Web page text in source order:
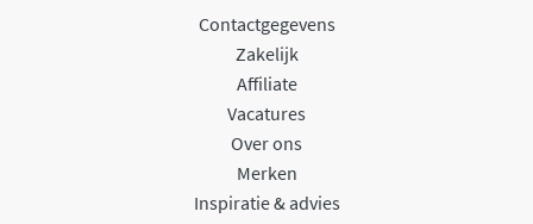
Contactgegevens
Zakelijk
Affiliate
Vacatures
Over ons
Merken
Inspiratie & advies